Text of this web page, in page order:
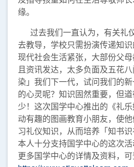
缘。
过去我们一直认为，有关礼
去教导，学校只需扮演传递知识
现代社会生活紧张，大部份父母
且资讯发达，太多负面及五花
染」我们下一代，试问我们的
的心灵呢？知识固然重要，但
少！这次国学中心推出的《礼
动有趣的图画教育小朋友，使
习礼仪知识，从而培养「知书
本人十分支持国学中心的这次
更多国学中心的详情及资料，可